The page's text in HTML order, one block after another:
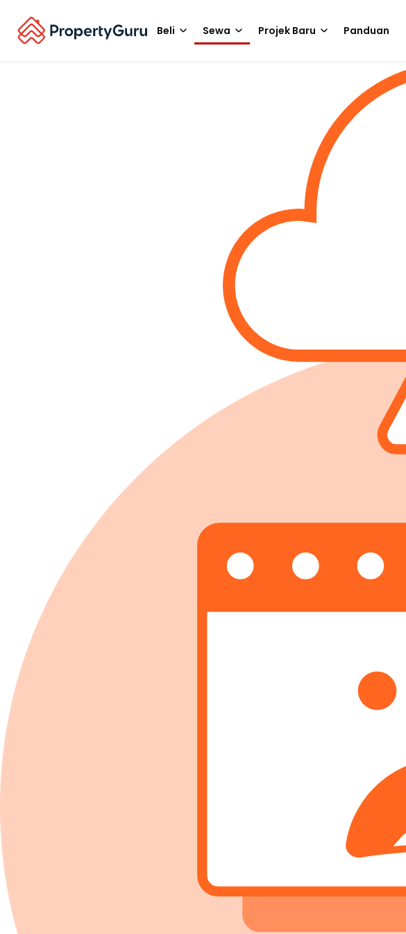
Beli Sewa Projek Baru Panduan